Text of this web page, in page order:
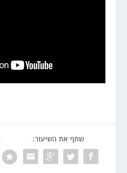
שתף את השיעור: